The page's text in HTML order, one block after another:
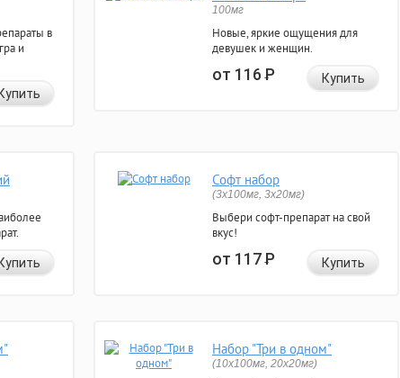
в
и
Купить
100мг
Новые, яркие ощущения для
девушек и женщин.
от 116Р Купить
Купить
Софт набор
(3x100мг, 3x20мг)
Выбери софт-препарат на свой
вкус!
от 117Р Купить
Набор "Три в одном"
(10x100мг, 20x20мг)